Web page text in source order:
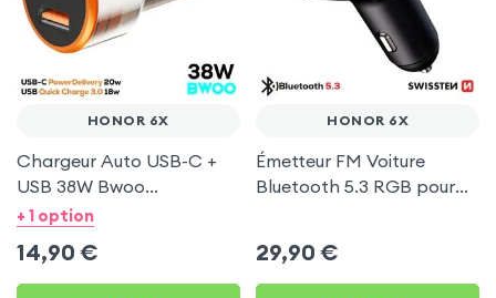
HONOR 6X
Chargeur Auto USB-C +
USB 38W Bwoo
Transparent pour Honor
+ 1 option
14,90 €
HONOR 6X
Émetteur FM Voiture
Bluetooth 5.3 RGB pour
29,90 €